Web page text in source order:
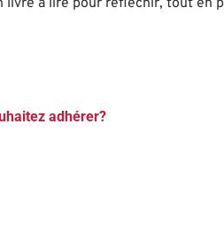
adhérer?